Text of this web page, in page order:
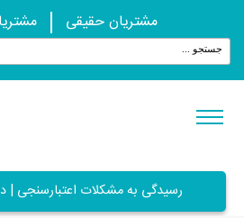
مشتریان حقیقی
رسیدگی به مشکلات اعتبارسنجی |